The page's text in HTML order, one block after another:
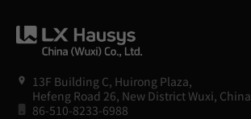
13F Building C, Huirong Plaza,
Hefeng Road 26, New District Wuxi, China
86-510-8233-6988